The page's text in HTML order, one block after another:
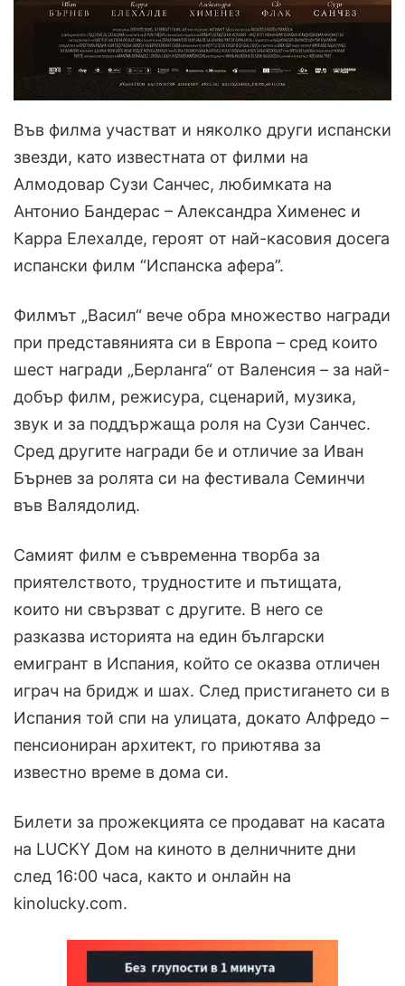
Във филма участват и няколко други испански
звезди, като известната от филми на
Алмодовар Сузи Санчес, любимката на
Антонио Бандерас – Александра Хименес и
Карра Елехалде, героят от най-касовия досега
испански филм “Испанска афера”.
Филмът „Васил“ вече обра множество награди
при представянията си в Европа – сред които
шест награди „Берланга“ от Валенсия – за най-
добър филм, режисура, сценарий, музика,
звук и за поддържаща роля на Сузи Санчес.
Сред другите награди бе и отличие за Иван
Бърнев за ролята си на фестивала Семинчи
във Валядолид.
Самият филм е съвременна творба за
приятелството, трудностите и пътищата,
които ни свързват с другите. В него се
разказва историята на един български
емигрант в Испания, който се оказва отличен
играч на бридж и шах. След пристигането си в
Испания той спи на улицата, докато Алфредо –
пенсиониран архитект, го приютява за
известно време в дома си.
Билети за прожекцията се продават на касата
на LUCKY Дом на киното в делничните дни
след 16:00 часа, както и онлайн на
kinolucky.com.